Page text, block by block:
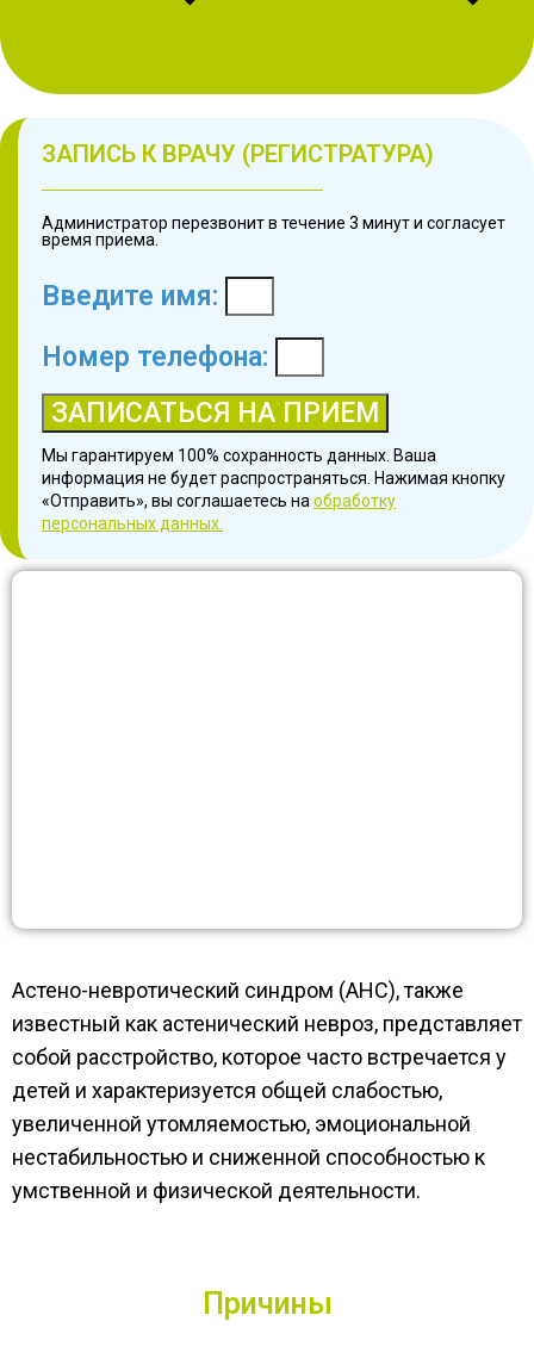
ЗАПИСЬ К ВРАЧУ (РЕГИСТРАТУРА)
Администратор перезвонит в течение 3 минут и согласует
время приема.
Введите имя:
Номер телефона:
ЗАПИСАТЬСЯ НА ПРИЕМ
Мы гарантируем 100% сохранность данных. Ваша
информация не будет распространяться. Нажимая кнопку
«Отправить», вы соглашаетесь на обработку
персональных данных.
Астено-невротический синдром (АНС), также
известный как астенический невроз, представляет
собой расстройство, которое часто встречается у
детей и характеризуется общей слабостью,
увеличенной утомляемостью, эмоциональной
нестабильностью и сниженной способностью к
умственной и физической деятельности.
Причины